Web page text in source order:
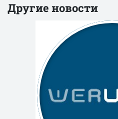
Другие новости